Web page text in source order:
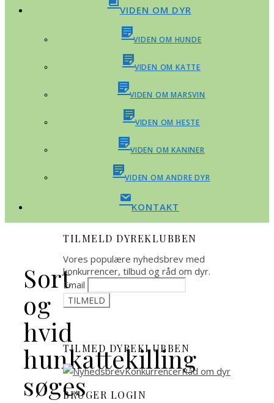
VIDEN OM DYR
VIDEN OM HUNDE
VIDEN OM KATTE
VIDEN OM MARSVIN
VIDEN OM HESTE
VIDEN OM KANINER
VIDEN OM ANDRE DYR
KONTAKT
Sort
og
hvid
hunkattekilling
søges
TILMELD DYREKLUBBEN
Vores populære nyhedsbrev med
konkurrencer, tilbud og råd om dyr.
Email
TILMED DYREKLUBBEN
BRUGER LOGIN